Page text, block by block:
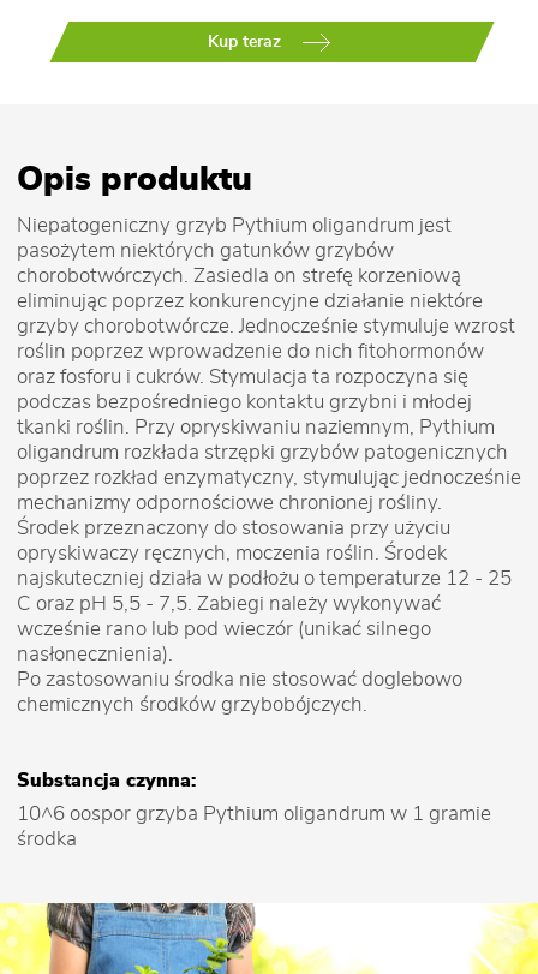
Kup teraz
Opis produktu
Niepatogeniczny grzyb Pythium oligandrum jest
pasożytem niektórych gatunków grzybów
chorobotwórczych. Zasiedla on strefę korzeniową
eliminując poprzez konkurencyjne działanie niektóre
grzyby chorobotwórcze. Jednocześnie stymuluje wzrost
roślin poprzez wprowadzenie do nich fitohormonów
oraz fosforu i cukrów. Stymulacja ta rozpoczyna się
podczas bezpośredniego kontaktu grzybni i młodej
tkanki roślin. Przy opryskiwaniu naziemnym, Pythium
oligandrum rozkłada strzępki grzybów patogenicznych
poprzez rozkład enzymatyczny, stymulując jednocześnie
mechanizmy odpornościowe chronionej rośliny.
Środek przeznaczony do stosowania przy użyciu
opryskiwaczy ręcznych, moczenia roślin. Środek
najskuteczniej działa w podłożu o temperaturze 12 - 25
C oraz pH 5,5 - 7,5. Zabiegi należy wykonywać
wcześnie rano lub pod wieczór (unikać silnego
nasłonecznienia).
Po zastosowaniu środka nie stosować doglebowo
chemicznych środków grzybobójczych.
Substancja czynna:
10^6 oospor grzyba Pythium oligandrum w 1 gramie
środka